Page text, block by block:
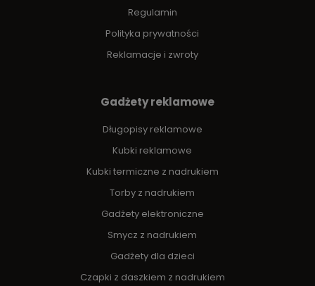
Regulamin
Polityka prywatności
Reklamacje i zwroty
Gadżety reklamowe
Długopisy reklamowe
Kubki reklamowe
Kubki termiczne z nadrukiem
Torby z nadrukiem
Gadżety elektroniczne
Smycz z nadrukiem
Gadżety dla dzieci
Czapki z daszkiem z nadrukiem